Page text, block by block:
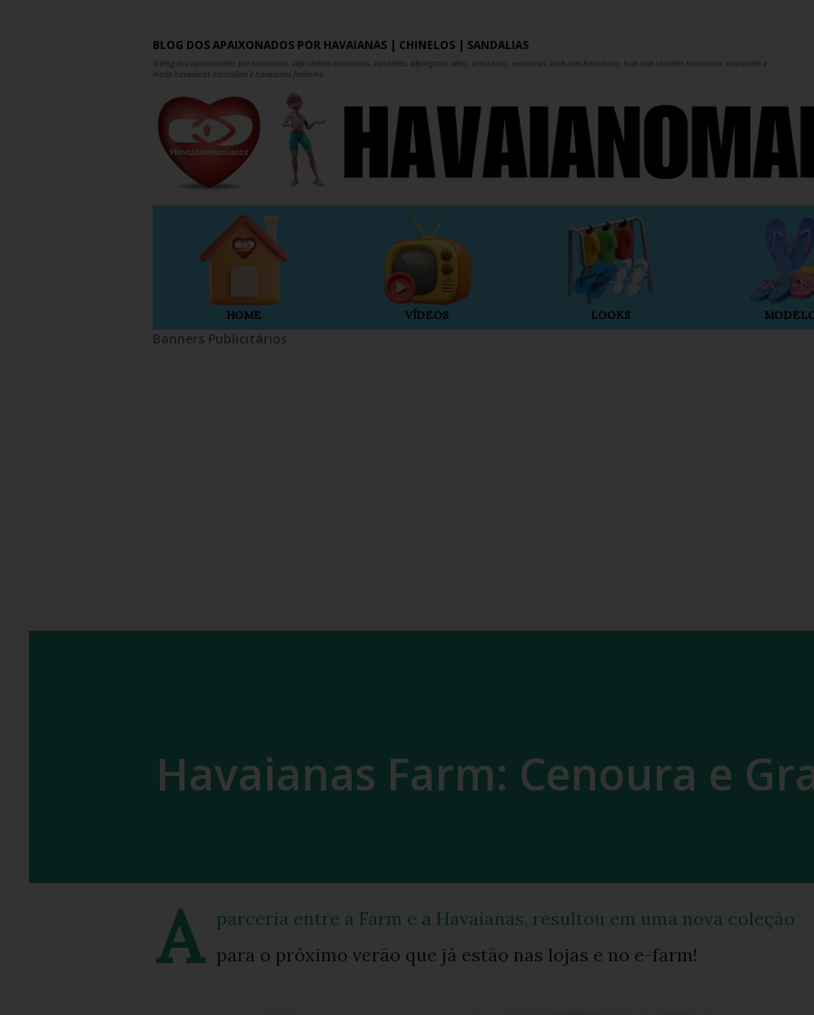
BLOG DOS APAIXONADOS POR HAVAIANAS | CHINELOS | SANDÁLIAS
O blog dos apaixonados por havaianas, seja chinelo havaianas, sandálias, alpargatas, tênis, acessórios, vestuários, look com havaianas, look com chinelos havaianas, novidades e
moda havaianas masculina e havaianas feminina.
HOME VÍDEOS LOOKS
Banners Publicitários
Havaianas Farm: Cenoura e
A
parceria entre a Farm e a Havaianas, resultou em uma nova coleção
para o próximo verão que já estão nas lojas e no e-farm!